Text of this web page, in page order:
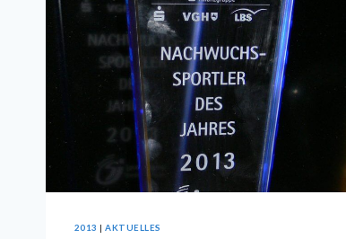
2013 |AKTUELLES